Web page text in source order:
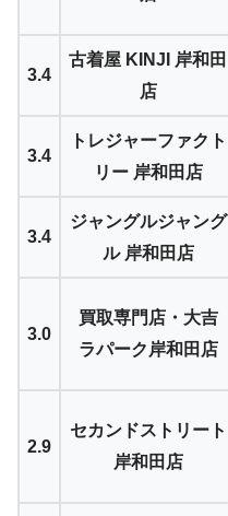
3.4
古着屋 KINJI 岸和田
店
3.4
トレジャーファクト
リー 岸和田店
3.4
ジャングルジャング
ル 岸和田店
3.0
買取専門店・大吉
ラパーク岸和田店
2.9
セカンドストリート
岸和田店